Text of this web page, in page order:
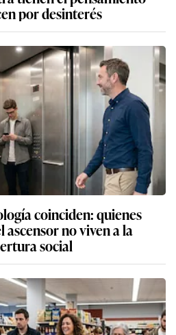
por desinterés
coinciden: quienes
ascensor no viven a la
social